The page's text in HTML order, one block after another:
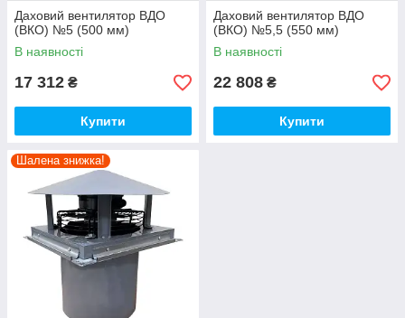
Даховий вентилятор ВДО
(ВКО) №5 (500 мм)
В наявності
17 312 ₴
Купити
Даховий вентилятор ВДО
(ВКО) №5,5 (550 мм)
В наявності
22 808 ₴
Купити
Шалена знижка!